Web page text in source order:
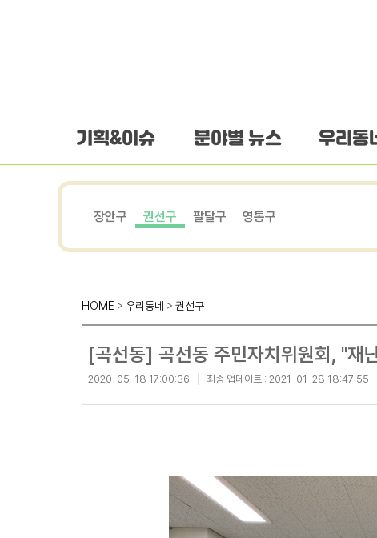
기획&이슈 분야별 뉴스 우리동
장안구 권선구 팔달구 영통구
HOME > 우리동네 > 권선구
[곡선동] 곡선동 주민자치위원회, "재
2020-05-18 17:00:36 최종 업데이트 : 2021-01-28 18:47:55